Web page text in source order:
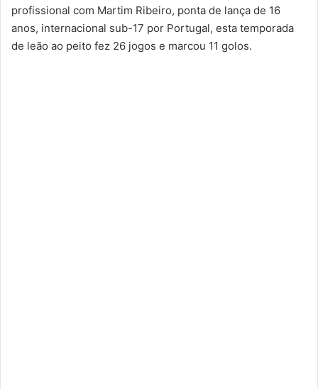
profissional com Martim Ribeiro, ponta de lança de 16
anos, internacional sub-17 por Portugal, esta temporada
de leão ao peito fez 26 jogos e marcou 11 golos.